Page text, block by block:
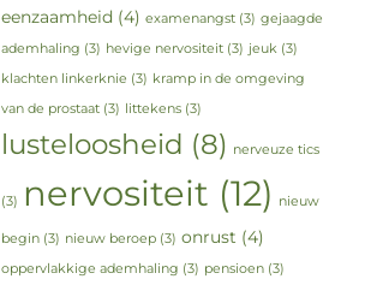
eenzaamheid (4) examenangst(3) gejaagde
ademhaling (3) hevige nervositeit(3) jeuk(3)
klachten linkerknie (3) kramp in de omgeving
van de prostaat(3) littekens(3)
lusteloosheid (8) nerveuze tics
(3) nervositeit (12) nieuw
begin(3) nieuw beroep(3) onrust (4)
oppervlakkige ademhaling (3) pensioen(3)